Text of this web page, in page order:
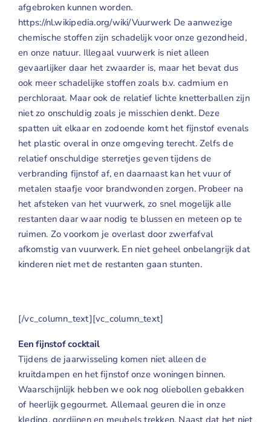
afgebroken kunnen worden.
https://nl.wikipedia.org/wiki/VuurwerkDe aanwezige
chemische stoffen zijn schadelijk voor onze gezondheid,
en onze natuur. Illegaal vuurwerk is niet alleen
gevaarlijker daar het zwaarder is, maar het bevat dus
ook meer schadelijke stoffen zoals b.v. cadmium en
perchloraat. Maar ook de relatief lichte knetterballen zijn
niet zo onschuldig zoals je misschien denkt. Deze
spatten uit elkaar en zodoende komt het fijnstof evenals
het plastic overal in onze omgeving terecht. Zelfs de
relatief onschuldige sterretjes geven tijdens de
verbranding fijnstof af, en daarnaast kan het vuur of
metalen staafje voor brandwonden zorgen. Probeer na
het afsteken van het vuurwerk, zo snel mogelijk alle
restanten daar waar nodig te blussen en meteen op te
ruimen. Zo voorkom je overlast door zwerfafval
afkomstig van vuurwerk. En niet geheel onbelangrijk dat
kinderen niet met de restanten gaan stunten.
[/vc_column_text][vc_column_text]
Een fijnstof cocktail
Tijdens de jaarwisseling komen niet alleen de
kruitdampen en het fijnstof onze woningen binnen.
Waarschijnlijk hebben we ook nog oliebollen gebakken
of heerlijk gegourmet. Allemaal geuren die in onze